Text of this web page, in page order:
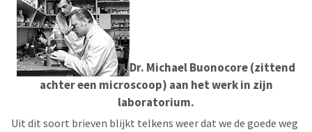
Dr. Michael Buonocore (zittend
achter een microscoop) aan het werk in zijn
laboratorium.
Uit dit soort brieven blijkt telkens weer dat we de goede weg